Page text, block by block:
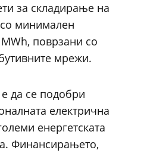
за складирање на
со минимален
поврзани со
мрежи.
да се подобри
електрична
енергетската
Финансирањето,